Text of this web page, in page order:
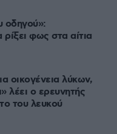
οδηγού»:
φως στα αίτια
οικογένεια λύκων,
λέει ο ερευνητής
του λευκού